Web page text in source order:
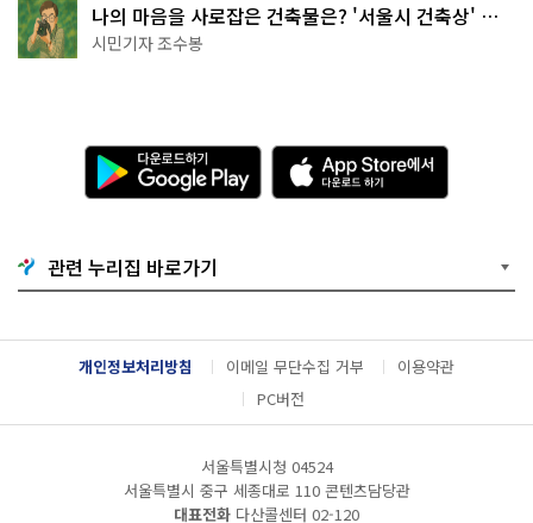
나의 마음을 사로잡은 건축물은? '서울시 건축상' 수
상작 공개!
시민기자 조수봉
다
운
로
기
G
o
g
l
e
l
A
p
p
e
서
다
운
드
관련 누리집 바로가기
개인정보처리방침 이메일 무단수집 거부
이용약관
PC버전
서울특별시청 04524
서울특별시 중구 세종대로 110 콘텐츠담당관
대표전화 다산콜센터 02-120